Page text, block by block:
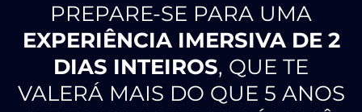
PREPARE-SE PARA UMA
EXPERIÊNCIA IMERSIVA DE 2
DIAS INTEIROS, QUE TE
VALERÁ MAIS DO QUE 5 ANOS